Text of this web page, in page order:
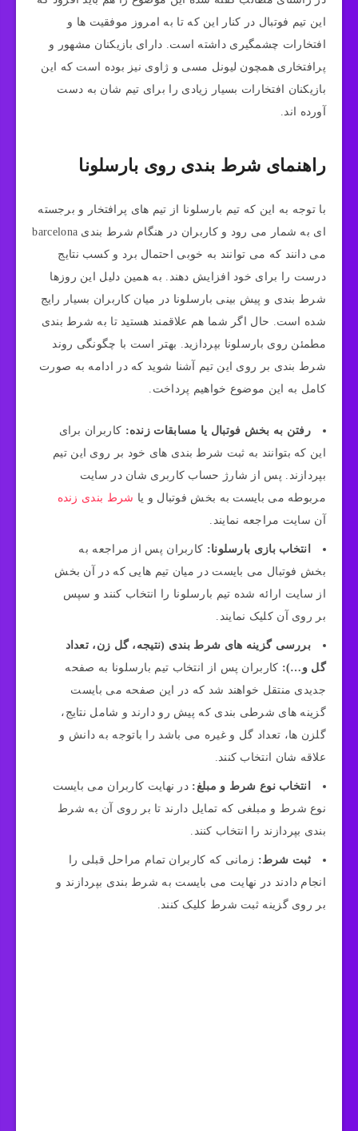
این تیم فوتبال در کنار این که تا به امروز موفقیت‌ ها و
افتخارات چشمگیری داشته است. دارای بازیکنان مشهور و
پرافتخاری همچون لیونل مسی و ژاوی نیز بوده است که این
بازیکنان افتخارات بسیار زیادی را برای تیم شان به دست
آورده اند.
راهنمای شرط بندی روی بارسلونا
با توجه به این که تیم بارسلونا از تیم‌ های پرافتخار و برجسته‌
ای به شمار می‌ رود و کاربران در هنگام شرط بندی barcelona
می‌ دانند که می توانند به خوبی احتمال برد و کسب نتایج
درست را برای خود افزایش دهند. به همین دلیل این روزها
شرط‌ بندی و پیش بینی بارسلونا در میان کاربران بسیار رایج
شده است. حال اگر شما هم علاقمند هستید تا به شرط بندی
مطمئن روی بارسلونا بپردازید. بهتر است با چگونگی روند
شرط‌ بندی بر روی این تیم آشنا شوید که در ادامه به صورت
کامل به این موضوع خواهیم پرداخت.
رفتن به بخش فوتبال یا مسابقات زنده: کاربران برای
این که بتوانند به ثبت شرط بندی‌ های خود بر روی این تیم
بپردازند. پس از شارژ حساب کاربری شان در سایت
مربوطه می‌ بایست به بخش فوتبال و یا شرط بندی زنده
آن سایت مراجعه نمایند.
انتخاب بازی بارسلونا: کاربران پس از مراجعه به
بخش فوتبال می‌ بایست در میان تیم‌ هایی که در آن بخش
از سایت ارائه شده تیم بارسلونا را انتخاب کنند و سپس
بر روی آن کلیک نمایند.
بررسی گزینه‌ های شرط‌ بندی (نتیجه، گل‌ زن، تعداد
گل و…): کاربران پس از انتخاب تیم بارسلونا به صفحه
جدیدی منتقل خواهند شد که در این صفحه می‌ بایست
گزینه‌ های شرطی بندی که پیش رو دارند و شامل نتایج،
گلزن‌ ها، تعداد گل و غیره می‌ باشد را باتوجه به دانش و
علاقه شان انتخاب کنند.
انتخاب نوع شرط و مبلغ: در نهایت کاربران می بایست
نوع شرط و مبلغی که تمایل دارند تا بر روی آن به شرط
بندی بپردازند را انتخاب کنند.
ثبت شرط: زمانی که کاربران تمام مراحل قبلی را
انجام دادند در نهایت می‌ بایست به شرط بندی بپردازند و
بر روی گزینه ثبت شرط کلیک کنند.